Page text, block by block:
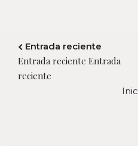
Entrada reciente
Entrada reciente Entrada
reciente